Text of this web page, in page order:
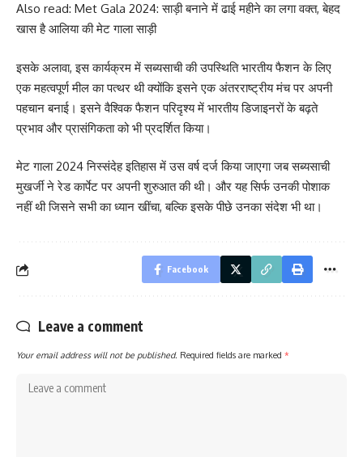
Also read: Met Gala 2024: साड़ी बनाने में ढाई महीने का लगा वक्त, बेहद
खास है आलिया की मेट गाला साड़ी
इसके अलावा, इस कार्यक्रम में सब्यसाची की उपस्थिति भारतीय फैशन के लिए
एक महत्वपूर्ण मील का पत्थर थी क्योंकि इसने एक अंतरराष्ट्रीय मंच पर अपनी
पहचान बनाई। इसने वैश्विक फैशन परिदृश्य में भारतीय डिजाइनरों के बढ़ते
प्रभाव और प्रासंगिकता को भी प्रदर्शित किया।
मेट गाला 2024 निस्संदेह इतिहास में उस वर्ष दर्ज किया जाएगा जब सब्यसाची
मुखर्जी ने रेड कार्पेट पर अपनी शुरुआत की थी। और यह सिर्फ उनकी पोशाक
नहीं थी जिसने सभी का ध्यान खींचा, बल्कि इसके पीछे उनका संदेश भी था।
Facebook
Leave a comment
Your email address will not be published. Required fields are marked *